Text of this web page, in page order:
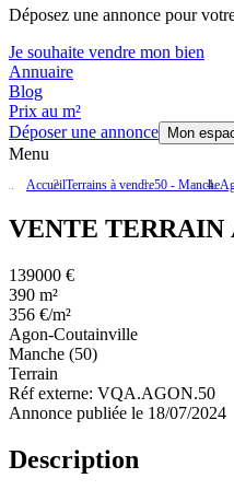
Déposez une annonce pour
Je souhaite vendre mon bien
Annuaire
Blog
Prix au m²
Déposer une annonce
Mon
Menu
AccueilTerrains à vendre50 - Manche
VENTE
139000 €
390 m²
356 €/m²
Agon-Coutainville
Manche (50)
Terrain
Réf externe: VQA.AGON.50
Annonce publiée le 18/07/2024
Description